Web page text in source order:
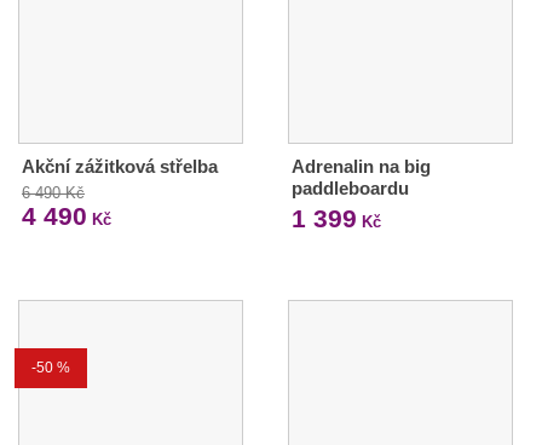
Akční zážitková střelba
6 490 Kč
4 490 Kč
Adrenalin na big
paddleboardu
1 399 Kč
-50 %